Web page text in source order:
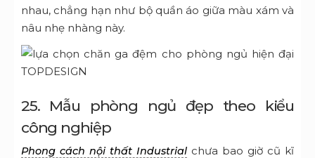
nhau, chẳng hạn như bộ quần áo giữa màu xám và
nâu nhẹ nhàng này.
25. Mẫu phòng ngủ đẹp theo kiểu
công nghiệp
Phong cách nội thất Industrial chưa bao giờ cũ kĩ